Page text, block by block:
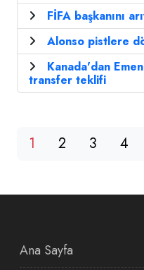
FİFA başkanını
Alonso pistlere
Kanada'dan
transfer teklifi
1 2 3 4
Ana Sayfa